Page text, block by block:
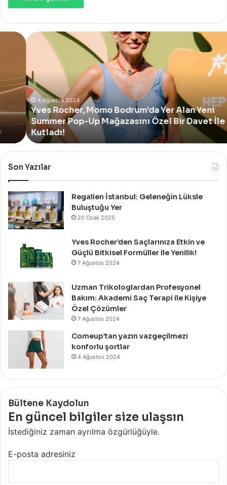
Yves
Rocher,
Bodrum’da
Yer
Alan
Yeni
Summer
Pop-
Up
Mağazasını
Özel
Bir
Kutladı!
4 Ağustos 2024
Yves Rocher, Momo Bodrum’da Yer Alan Yeni
Summer Pop-Up Mağazasını Özel Bir Davet İle
Kutladı!
Son Yazılar
Regalien İstanbul: Geleneğin Lüksle
Buluştuğu Yer
20 Ocak 2025
Yves Rocher’den Saçlarınıza Etkin ve
Güçlü Bitkisel Formüller ile Yenilik!
7 Ağustos 2024
Uzman Trikologlardan Profesyonel
Bakım: Akademi Saç Terapi ile Kişiye
Özel Çözümler
7 Ağustos 2024
Comeup’tan yazın vazgeçilmezi
konforlu şortlar
4 Ağustos 2024
Bültene Kaydolun
En güncel bilgiler size ulaşsın
İstediğiniz zaman ayrılma özgürlüğüyle.
E-posta adresiniz